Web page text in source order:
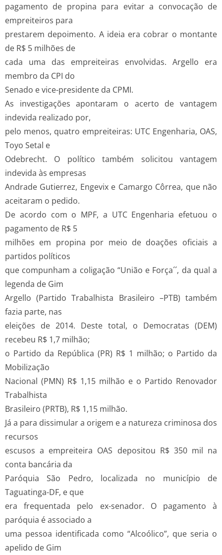
pagamento de propina para evitar a convocação de
empreiteiros para
prestarem depoimento. A ideia era cobrar o montante
de R$ 5 milhões de
cada uma das empreiteiras envolvidas. Argello era
membro da CPI do
Senado e vice-presidente da CPMI.
As investigações apontaram o acerto de vantagem
indevida realizado por,
pelo menos, quatro empreiteiras: UTC Engenharia, OAS,
Toyo Setal e
Odebrecht. O político também solicitou vantagem
indevida às empresas
Andrade Gutierrez, Engevix e Camargo Côrrea, que não
aceitaram o pedido.
De acordo com o MPF, a UTC Engenharia efetuou o
pagamento de R$ 5
milhões em propina por meio de doações oficiais a
partidos políticos
que compunham a coligação “União e Força´´, da qual a
legenda de Gim
Argello (Partido Trabalhista Brasileiro –PTB) também
fazia parte, nas
eleições de 2014. Deste total, o Democratas (DEM)
recebeu R$ 1,7 milhão;
o Partido da República (PR) R$ 1 milhão; o Partido da
Mobilização
Nacional (PMN) R$ 1,15 milhão e o Partido Renovador
Trabalhista
Brasileiro (PRTB), R$ 1,15 milhão.
Já a para dissimular a origem e a natureza criminosa dos
recursos
escusos a empreiteira OAS depositou R$ 350 mil na
conta bancária da
Paróquia São Pedro, localizada no município de
Taguatinga-DF, e que
era frequentada pelo ex-senador. O pagamento à
paróquia é associado a
uma pessoa identificada como “Alcoólico”, que seria o
apelido de Gim